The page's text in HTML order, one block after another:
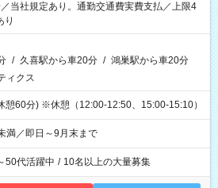
当社規定あり。通勤交通費実費支払／上限4
り
/ 久喜駅から車20分 / 鴻巣駅から車20分
ィクス
憩60分) ※休憩（12:00-12:50、15:00-15:10）
満／即日～9月末まで
50代活躍中 / 10名以上の大量募集